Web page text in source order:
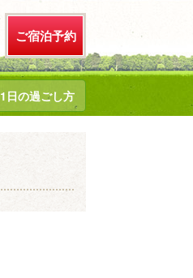
ご宿泊予約
1日の過ごし方